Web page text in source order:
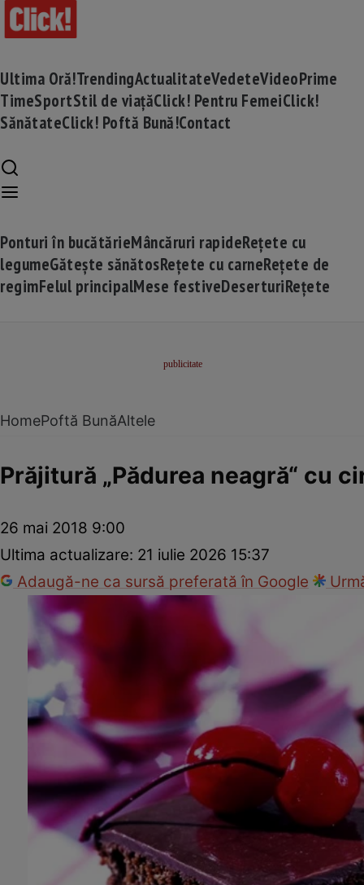
Ultima Oră!TrendingActualitateVedeteVideoPrime
TimeSportStil de viațăClick! Pentru FemeiClick!
SănătateClick! Poftă Bună!Contact
Ponturi în bucătărieMâncăruri rapideRețete cu
legumeGătește sănătosRețete cu carneRețete de
regimFelul principalMese festiveDeserturiRețete
HomePoftă BunăAltele
Prăjitură „Pădurea neagră“ cu
26 mai 2018 9:00
Ultima actualizare: 21 iulie 2026 15:37
Adaugă-ne ca sursă preferată în Google